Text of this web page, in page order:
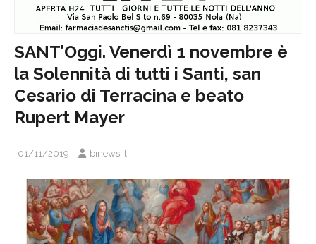
SANT’Oggi. Venerdì 1 novembre è
la Solennità di tutti i Santi, san
Cesario di Terracina e beato
Rupert Mayer
01/11/2019 binews.it